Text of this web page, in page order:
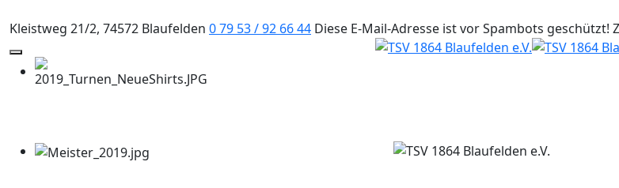
Kleistweg 21/2, 74572 Blaufelden 0 79 53 / 92 66 44 Diese E-Mail-Adresse ist vor Spambots geschützt!
Mobile Menu Toggle